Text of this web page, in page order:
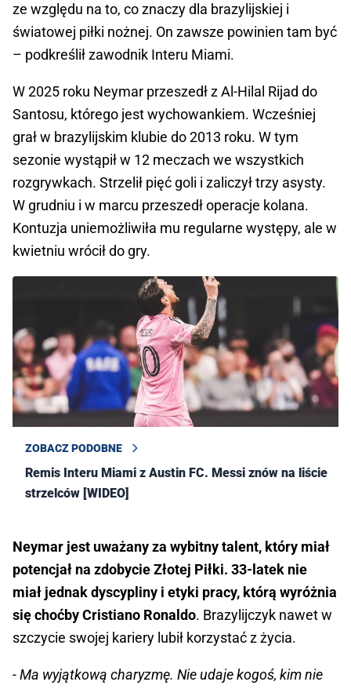
ze względu na to, co znaczy dla brazylijskiej i
światowej piłki nożnej. On zawsze powinien tam być
– podkreślił zawodnik Interu Miami.
W 2025 roku Neymar przeszedł z Al-Hilal Rijad do
Santosu, którego jest wychowankiem. Wcześniej
grał w brazylijskim klubie do 2013 roku. W tym
sezonie wystąpił w 12 meczach we wszystkich
rozgrywkach. Strzelił pięć goli i zaliczył trzy asysty.
W grudniu i w marcu przeszedł operacje kolana.
Kontuzja uniemożliwiła mu regularne występy, ale w
kwietniu wrócił do gry.
ZOBACZ PODOBNE
Remis Interu Miami z Austin FC. Messi znów na liście
strzelców [WIDEO]
Neymar jest uważany za wybitny talent, który miał
potencjał na zdobycie Złotej Piłki. 33-latek nie
miał jednak dyscypliny i etyki pracy, którą wyróżnia
się choćby Cristiano Ronaldo. Brazylijczyk nawet w
szczycie swojej kariery lubił korzystać z życia.
- Ma wyjątkową charyzmę. Nie udaje kogoś, kim nie